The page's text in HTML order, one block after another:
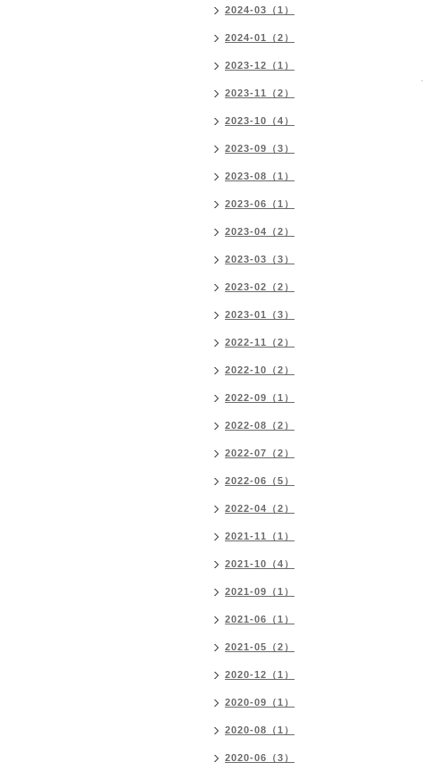
2024-03（1）
2024-01（2）
2023-12（1）
2023-11（2）
2023-10（4）
2023-09（3）
2023-08（1）
2023-06（1）
2023-04（2）
2023-03（3）
2023-02（2）
2023-01（3）
2022-11（2）
2022-10（2）
2022-09（1）
2022-08（2）
2022-07（2）
2022-06（5）
2022-04（2）
2021-11（1）
2021-10（4）
2021-09（1）
2021-06（1）
2021-05（2）
2020-12（1）
2020-09（1）
2020-08（1）
2020-06（3）